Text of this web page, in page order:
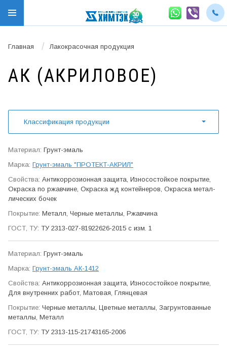
Главная / Лакокрасочная продукция
АК (АКРИ­ЛОВОЕ)
Классификация продукции
Грунт-эмаль
Грунт-эмаль "ПРОТЕКТ-АКРИЛ"
Антикор­розионная защита, Износо­стойкое покрытие,
Окраска по ржавчине, Окраска жд контейнеров, Окраска метал­
лических бочек
Металл, Черные металлы, Ржавчина
ТУ 2313-027-81922626-2015 с изм. 1
Грунт-эмаль
Грунт-эмаль АК-1412
Антикор­розионная защита, Износо­стойкое покрытие,
Для внутренних работ, Матовая, Глянцевая
Черные металлы, Цветные металлы, Загрунтованные
металлы, Металл
ТУ 2313-115-21743165-2006